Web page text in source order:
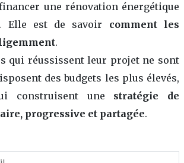
une rénovation énergétique
Elle est de savoir comment les
.
qui réussissent leur projet ne sont
des budgets les plus élevés,
construisent une stratégie de
progressive et partagée.